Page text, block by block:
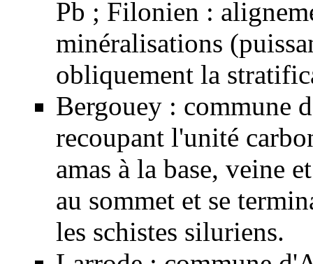
Pb ; Filonien :
minéralisations
obliquement la
Bergouey : commune
recoupant l'unité
amas à la base, veine
au sommet et se
les schistes siluriens.